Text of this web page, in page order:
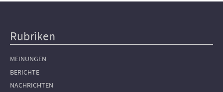
Hauptnavigation
Rubriken
MEINUNGEN
BERICHTE
NACHRICHTEN